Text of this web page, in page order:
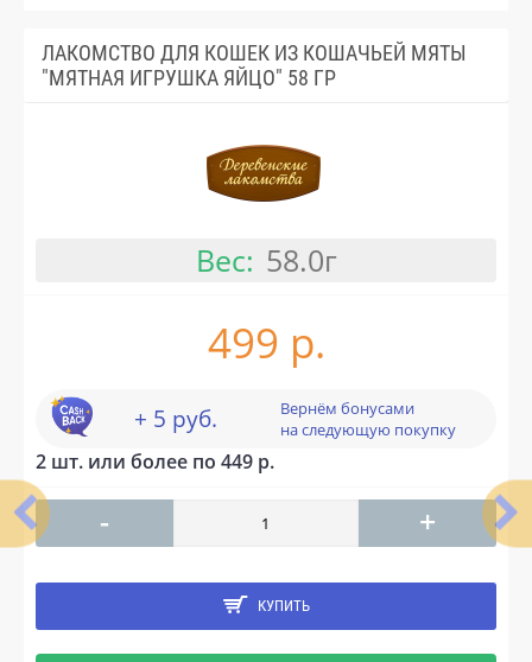
ЛАКОМСТВО ДЛЯ КОШЕК ИЗ КОШАЧЬЕЙ МЯТЫ
"МЯТНАЯ ИГРУШКА ЯЙЦО" 58 ГР
Вес: 58.0г
499 р.
+ 5 руб.
Вернём бонусами
на следующую покупку
2 шт. или более по 449 р.
- +
КУПИТЬ